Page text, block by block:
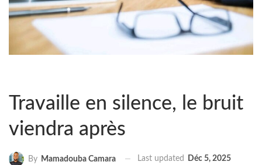
Travaille en silence, le bruit
viendra après
By Mamadouba Camara Last updated Déc 5, 2025